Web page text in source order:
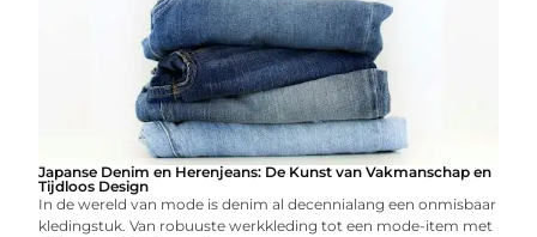
Japanse Denim en Herenjeans: De Kunst van Vakmanschap en
Tijdloos Design
In de wereld van mode is denim al decennialang een onmisbaar
kledingstuk. Van robuuste werkkleding tot een mode-item met